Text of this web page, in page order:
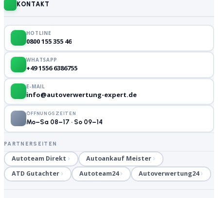
KONTAKT
HOTLINE
0800 155 355 46
WHATSAPP
+49 1556 6386755
E-MAIL
info@autoverwertung-expert.de
ÖFFNUNGSZEITEN
Mo–Sa 08–17 · So 09–14
PARTNERSEITEN
Autoteam Direkt
Autoankauf Meister
ATD Gutachter
Autoteam24 Autoverwertung24